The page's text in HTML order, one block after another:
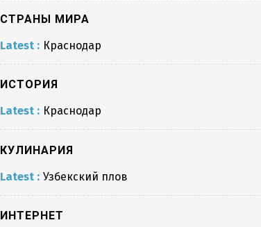
СТРАНЫ МИРА
Latest : Краснодар
ИСТОРИЯ
Latest : Краснодар
КУЛИНАРИЯ
Latest : Узбекский плов
ИНТЕРНЕТ